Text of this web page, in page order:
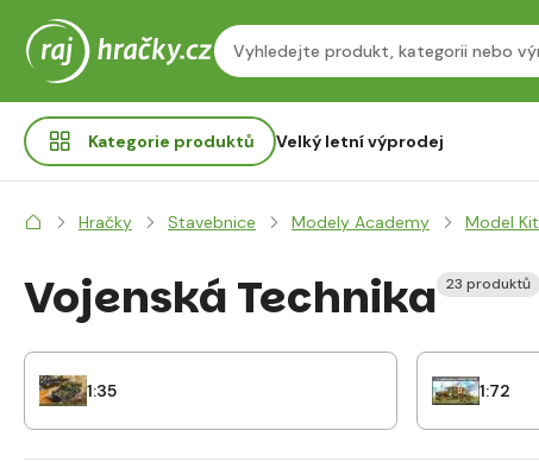
Kategorie produktů Velký letní výprodej
Hračky Stavebnice Modely Academy Model Kit
Vojenská Technika 23 produktů
1:35 1:72